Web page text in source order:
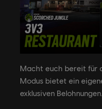
Macht euch bereit für
Modus bietet ein
exklusiven Belohnungen.